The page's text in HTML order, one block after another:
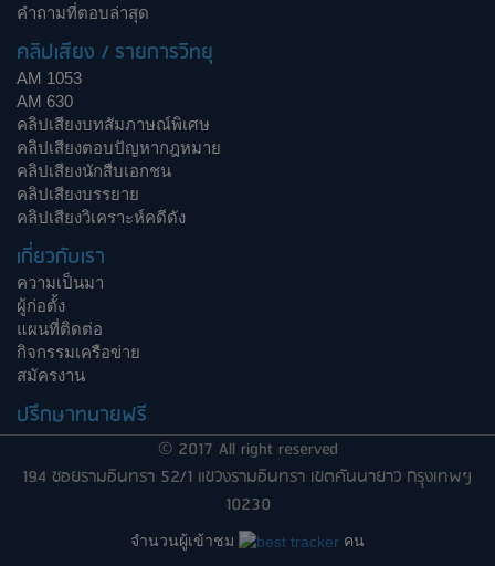
คำถามที่ตอบล่าสุด
คลิปเสียง / รายการวิทยุ
AM 1053
AM 630
คลิปเสียงบทสัมภาษณ์พิเศษ
คลิปเสียงตอบปัญหากฎหมาย
คลิปเสียงนักสืบเอกชน
คลิปเสียงบรรยาย
คลิปเสียงวิเคราะห์คดีดัง
เกี่ยวกับเรา
ความเป็นมา
ผู้ก่อตั้ง
แผนที่ติดต่อ
กิจกรรมเครือข่าย
สมัครงาน
ปรึกษาทนายฟรี
© 2017 All right reserved
194 ซอยรามอินทรา 52/1 แขวงรามอินทรา เขตคันนายาว กรุงเทพฯ
10230
จำนวนผู้เข้าชม คน